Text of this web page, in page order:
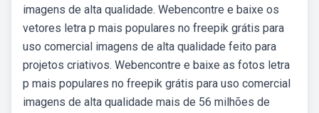
imagens de alta qualidade. Webencontre e baixe os
vetores letra p mais populares no freepik grátis para
uso comercial imagens de alta qualidade feito para
projetos criativos. Webencontre e baixe as fotos letra
p mais populares no freepik grátis para uso comercial
imagens de alta qualidade mais de 56 milhões de